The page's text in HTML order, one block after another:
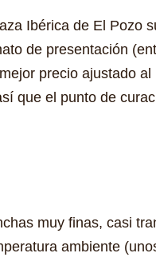
Ibérica de El Pozo
de presentación
precio ajustado
que el punto de
muy finas, casi
ambiente